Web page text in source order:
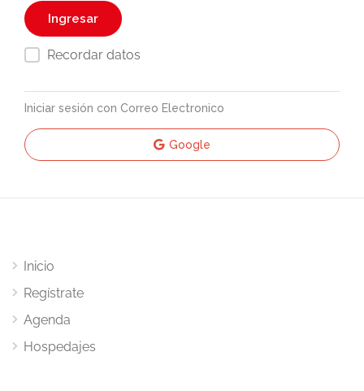
Recordar datos
Iniciar sesión con Correo Electronico
Google
Inicio
Regístrate
Agenda
Hospedajes